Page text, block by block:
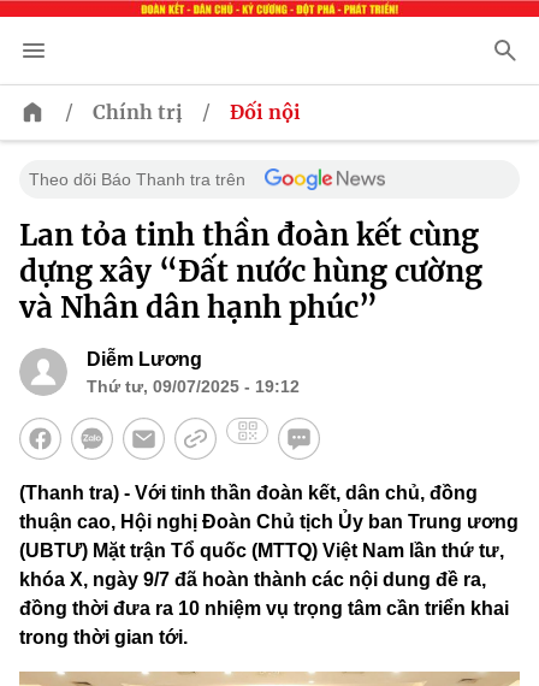
/ Chính trị / Đối nội
Theo dõi Báo Thanh tra trên
Lan tỏa tinh thần đoàn kết cùng
dựng xây “Đất nước hùng cường
và Nhân dân hạnh phúc”
Diễm Lương
Thứ tư, 09/07/2025 - 19:12
(Thanh tra) - Với tinh thần đoàn kết, dân chủ, đồng
thuận cao, Hội nghị Đoàn Chủ tịch Ủy ban Trung ương
(UBTƯ) Mặt trận Tổ quốc (MTTQ) Việt Nam lần thứ tư,
khóa X, ngày 9/7 đã hoàn thành các nội dung đề ra,
đồng thời đưa ra 10 nhiệm vụ trọng tâm cần triển khai
trong thời gian tới.